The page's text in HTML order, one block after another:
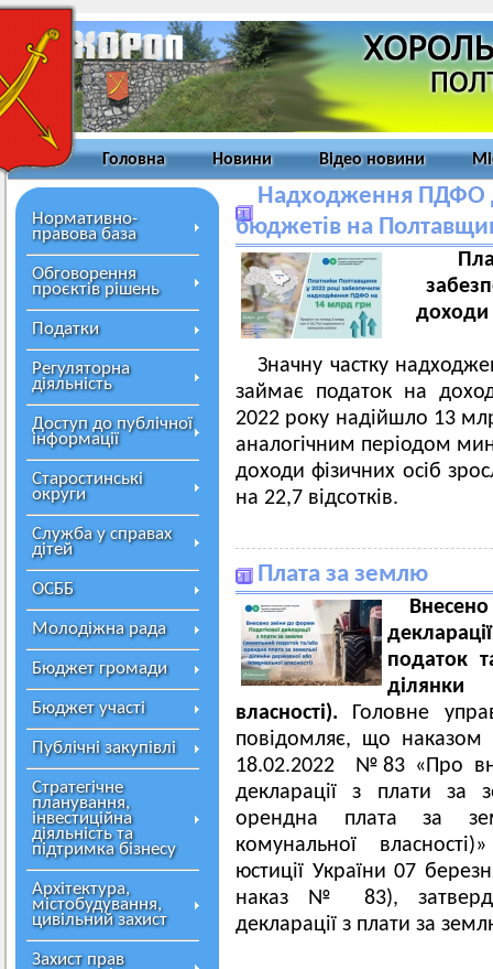
Головна Новини Відео новини
Нормативно-
правова база
Обговорення
проєктів рішень
Податки
Регуляторна
діяльність
Доступ до публічної
інформації
Старостинські
округи
Служба у справах
дітей
ОСББ
Молодіжна рада
Бюджет громади
Бюджет участі
Публічні закупівлі
Стратегічне
планування,
інвестиційна
діяльність та
підтримка бізнесу
Архітектура,
містобудування,
цивільний захист
Захист прав
Надходження ПДФО
бюджетів на
доходи
Значну частку
займає податок на
2022 року надійшло 13
аналогічним періодом
доходи фізичних осіб
на 22,7 відсотків.
Плата за землю
податок
власності). Головне
повідомляє, що наказом
18.02.2022 №83 «Про
декларації з плати за
орендна плата за
комунальної
юстиції України 07
наказ № 83),
декларації з плати за